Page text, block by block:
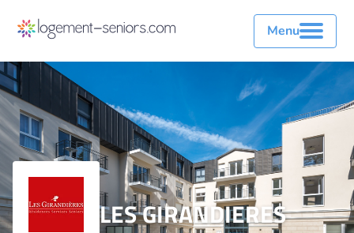
Menu
LES GIRANDIERES